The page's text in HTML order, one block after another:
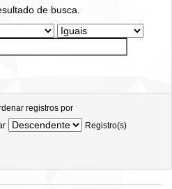
de busca.
registros por
Registro(s)